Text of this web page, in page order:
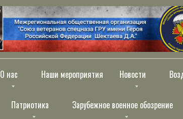
О нас Наши мероприятия Новости
Патриотика Зарубежное военное обозрение